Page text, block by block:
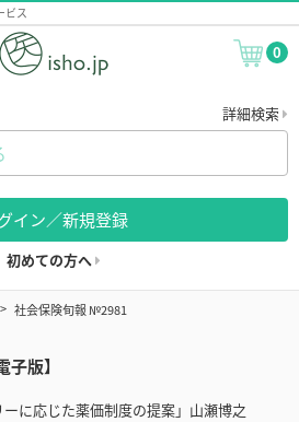
ビス
0
詳細検索
イン／新規登録
初めての方へ
社会保険旬報 №2981
版】
ーに応じた薬価制度の提案」山瀬博之